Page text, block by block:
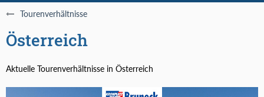
Tourenverhältnisse
Österreich
Aktuelle Tourenverhältnisse in Österreich